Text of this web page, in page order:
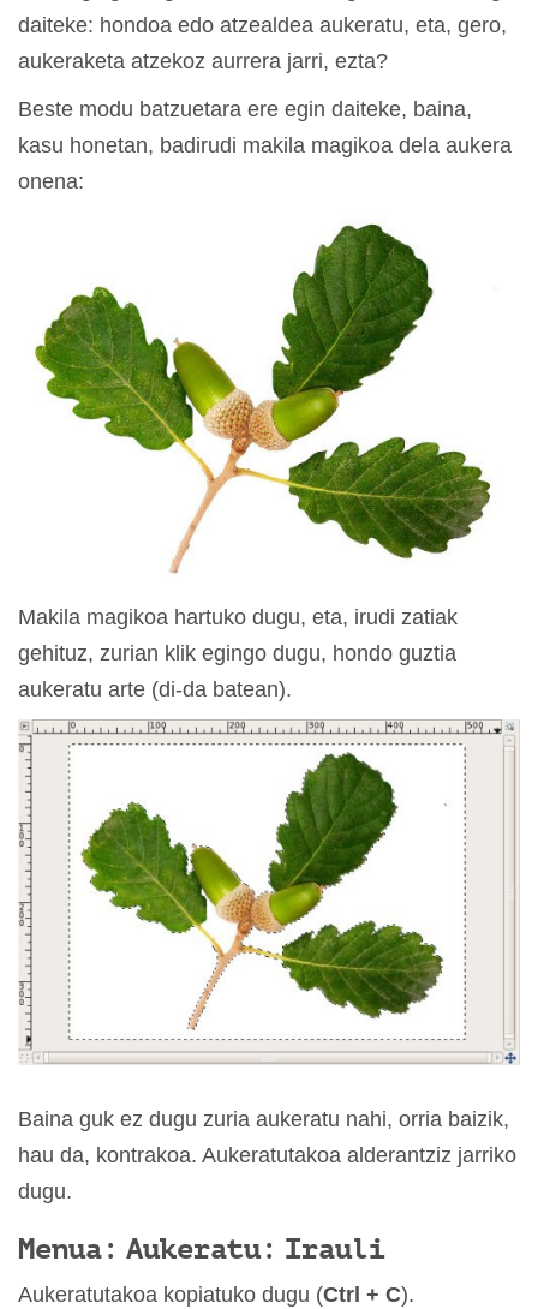
daiteke: hondoa edo atzealdea aukeratu, eta, gero,
aukeraketa atzekoz aurrera jarri, ezta?
Beste modu batzuetara ere egin daiteke, baina,
kasu honetan, badirudi makila magikoa dela aukera
onena:
Makila magikoa hartuko dugu, eta, irudi zatiak
gehituz, zurian klik egingo dugu, hondo guztia
aukeratu arte (di-da batean).
Baina guk ez dugu zuria aukeratu nahi, orria baizik,
hau da, kontrakoa. Aukeratutakoa alderantziz jarriko
dugu.
Menua: Aukeratu: Irauli
Aukeratutakoa kopiatuko dugu (Ctrl + C).